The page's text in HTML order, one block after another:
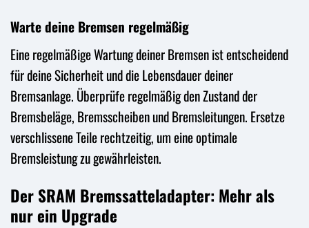
Warte deine Bremsen regelmäßig
Eine regelmäßige Wartung deiner Bremsen ist entscheidend
für deine Sicherheit und die Lebensdauer deiner
Bremsanlage. Überprüfe regelmäßig den Zustand der
Bremsbeläge, Bremsscheiben und Bremsleitungen. Ersetze
verschlissene Teile rechtzeitig, um eine optimale
Bremsleistung zu gewährleisten.
Der SRAM Bremssatteladapter: Mehr als
nur ein Upgrade